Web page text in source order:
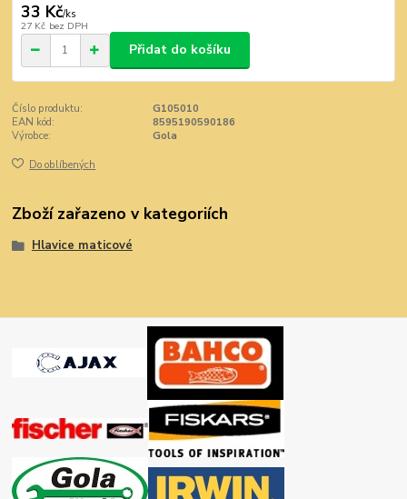
33 Kč/ks
27 Kč bez DPH
Přidat do košíku
Číslo produktu:
G105010
EAN kód:
8595190590186
Výrobce:
Gola
Do oblíbených
Zboží zařazeno v kategoriích
Hlavice maticové